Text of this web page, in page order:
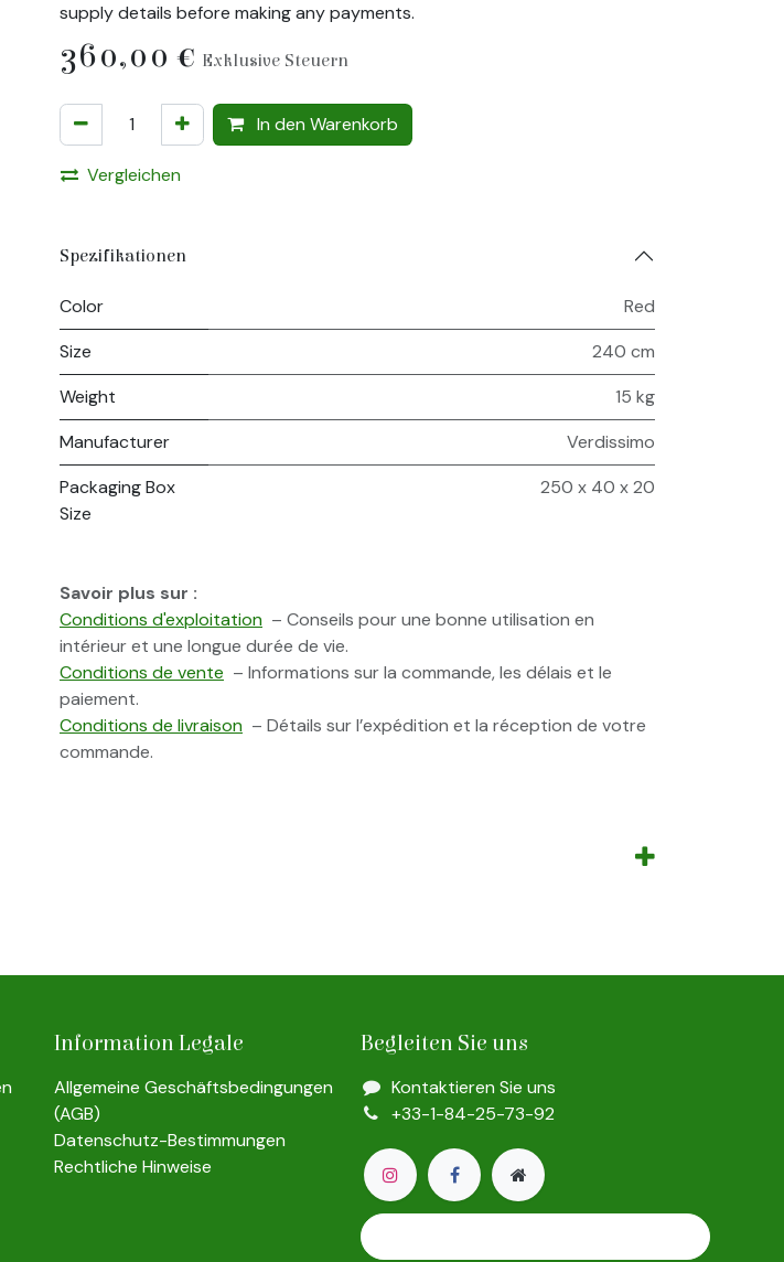
supply details before making any payments.
360,00 € Exklusive Steuern
In den Warenkorb
Vergleichen
Spezifikationen
Color
Red
Size
240 cm
Weight
15 kg
Manufacturer
Verdissimo
Packaging Box
Size
250 x 40 x 20
Savoir plus sur :
Conditions d'exploitation – Conseils pour une bonne utilisation en
intérieur et une longue durée de vie.
Conditions de vente – Informations sur la commande, les délais et le
paiement.
Conditions de livraison – Détails sur l’expédition et la réception de votre
commande.
Begleiten Sie uns
Kontaktieren Sie uns
+33-1-84-25-73-92
Information Legale
Allgemeine Geschäftsbedingungen
(AGB)
Datenschutz-Bestimmungen
Rechtliche Hinweise